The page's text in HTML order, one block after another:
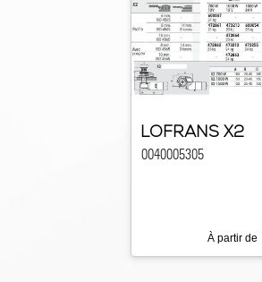
LOFRANS X2
0040005305
À partir de